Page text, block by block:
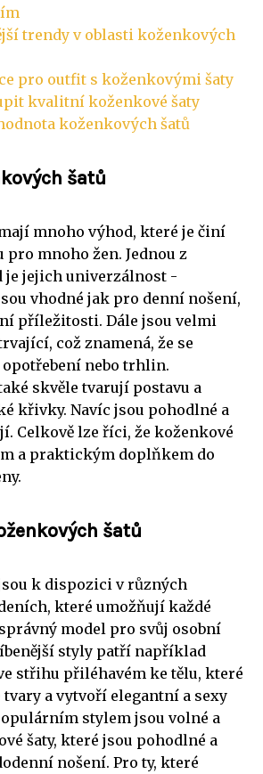
trendy v oblasti koženkových
pro outfit s koženkovými šaty
kvalitní koženkové šaty
koženkových šatů
šatů
mnoho výhod, které je činí
pro mnoho žen. Jednou z
je jejich univerzálnost -
vhodné jak pro denní nošení,
příležitosti. Dále jsou velmi
což znamená, že se
opotřebení nebo trhlin.
skvěle tvarují postavu a
křivky. Navíc jsou pohodlné a
Celkově lze říci, že koženkové
a praktickým doplňkem do
šatů
k dispozici v různých
které umožňují každé
model pro svůj osobní
styly patří například
střihu přiléhavém ke tělu, které
a vytvoří elegantní a sexy
stylem jsou volné a
šaty, které jsou pohodlné a
nošení. Pro ty, které